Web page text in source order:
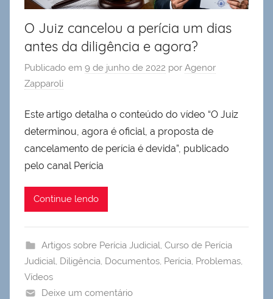
O Juiz cancelou a perícia um dias
antes da diligência e agora?
Publicado em 9 de junho de 2022 por Agenor
Zapparoli
Este artigo detalha o conteúdo do vídeo “O Juiz
determinou, agora é oficial, a proposta de
cancelamento de perícia é devida”, publicado
pelo canal Perícia
Continue lendo
Artigos sobre Perícia Judicial Curso de Perícia
Judicial Diligência Documentos Perícia Problemas
Vídeos
Deixe um comentário